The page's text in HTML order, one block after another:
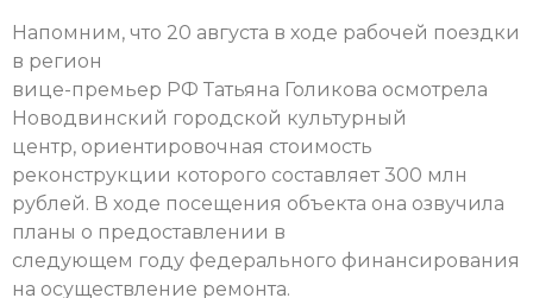
Напомним, что 20 августа в ходе рабочей поездки
в регион
вице-премьер РФ Татьяна Голикова осмотрела
Новодвинский городской культурный
центр, ориентировочная стоимость
реконструкции которого составляет 300 млн
рублей. В ходе посещения объекта она озвучила
планы о предоставлении в
следующем году федерального финансирования
на осуществление ремонта.